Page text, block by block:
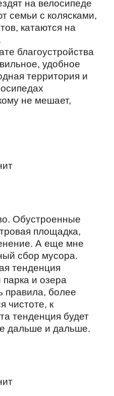
на велосипеде
семьи с колясками,
катаются на
благоустройства
удобное
территория и
не мешает,
Обустроенные
площадка,
А еще мне
сбор мусора.
тенденция
и озера
правила, более
чистоте, к
тенденция будет
дальше и дальше.